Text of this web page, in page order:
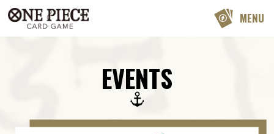
MENU
EVENTS